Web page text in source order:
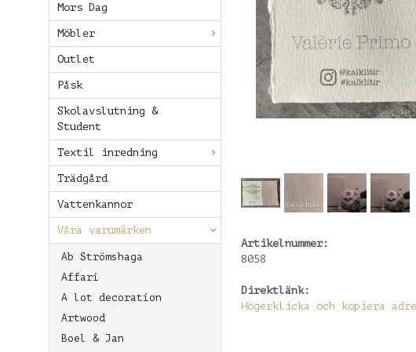
Mors Dag
Möbler
Outlet
Påsk
Skolavslutning &
Student
Textil inredning
Trädgård
Vattenkannor
Våra varumärken
Ab Strömshaga
Affari
A lot decoration
Artwood
Boel & Jan
Artikelnummer:
8058
Direktlänk:
Högerklicka och kopiera